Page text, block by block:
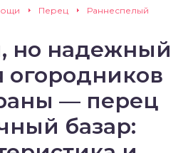
Перец Раннеспелый
но надежный
огородников
— перец
базар: